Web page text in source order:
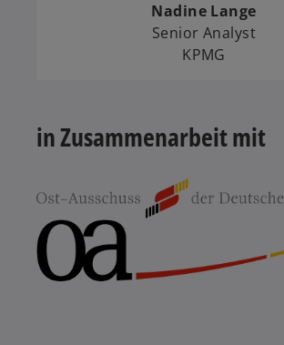
Nadine Lange
Senior Analyst
KPMG
in Zusammenarbeit mit